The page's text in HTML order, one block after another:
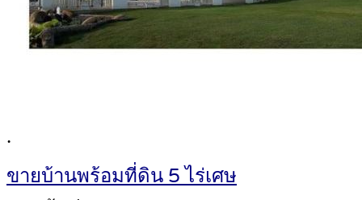
.
ขายบ้านพร้อมที่ดิน 5 ไร่เศษ